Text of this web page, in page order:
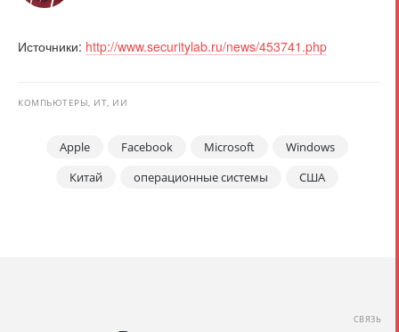
Источники: http://www.securitylab.ru/news/453741.php
КОМПЬЮТЕРЫ, ИТ, ИИ
Apple Facebook Microsoft
Windows
Китай
операционные системы США
СВЯЗЬ